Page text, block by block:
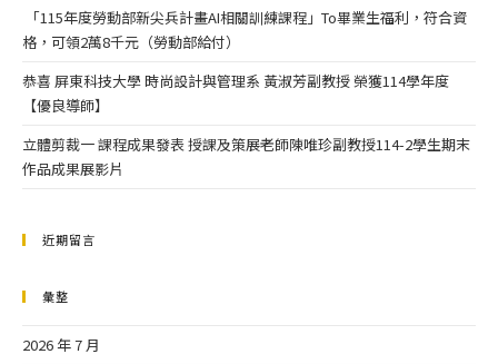
「115年度勞動部新尖兵計畫AI相關訓練課程」To畢業生福利，符合資
格，可領2萬8千元（勞動部給付）
恭喜 屏東科技大學 時尚設計與管理系 黃淑芳副教授 榮獲114學年度
【優良導師】
立體剪裁一 課程成果發表 授課及策展老師陳唯珍副教授114-2學生期末
作品成果展影片
近期留言
彙整
2026 年 7 月